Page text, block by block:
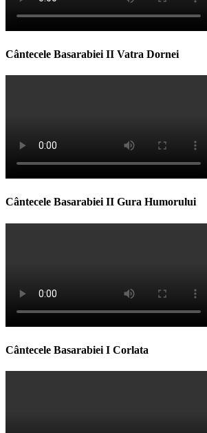
Cântecele Basarabiei II Vatra Dornei
Cântecele Basarabiei II Gura Humorului
Cântecele Basarabiei I Corlata